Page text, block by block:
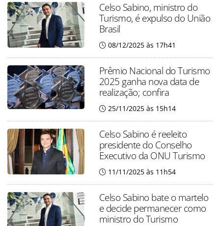
Celso Sabino, ministro do
Turismo, é expulso do União
Brasil
08/12/2025 às 17h41
Prêmio Nacional do Turismo
2025 ganha nova data de
realização; confira
25/11/2025 às 15h14
Celso Sabino é reeleito
presidente do Conselho
Executivo da ONU Turismo
11/11/2025 às 11h54
Celso Sabino bate o martelo
e decide permanecer como
ministro do Turismo